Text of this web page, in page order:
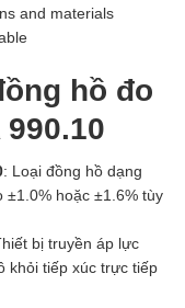
and materials
hồ đo
: Loại đồng hồ dạng
±1.0% hoặc ±1.6% tùy
bị truyền áp lực
khỏi tiếp xúc trực tiếp